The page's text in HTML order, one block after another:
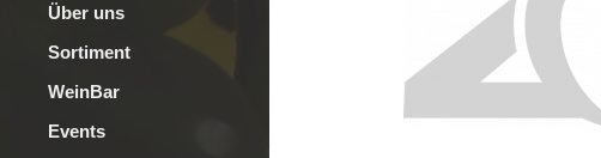
Über uns
Sortiment
WeinBar
Events